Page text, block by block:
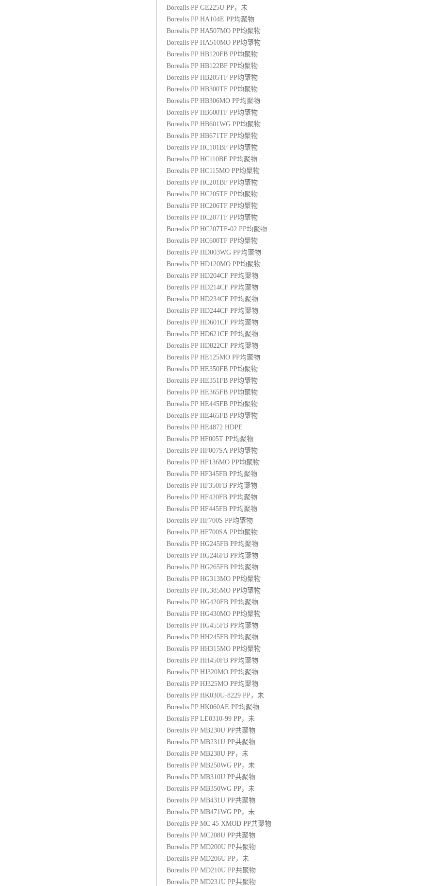
Borealis PP GE225U PP ，未
Borealis PP HA104E PP均聚物
Borealis PP HA507MO PP均聚物
Borealis PP HA510MO PP均聚物
Borealis PP HB120FB PP均聚物
Borealis PP HB122BF PP均聚物
Borealis PP HB205TF PP均聚物
Borealis PP HB300TF PP均聚物
Borealis PP HB306MO PP均聚物
Borealis PP HB600TF PP均聚物
Borealis PP HB601WG PP均聚物
Borealis PP HB671TF PP均聚物
Borealis PP HC101BF PP均聚物
Borealis PP HC110BF PP均聚物
Borealis PP HC115MO PP均聚物
Borealis PP HC201BF PP均聚物
Borealis PP HC205TF PP均聚物
Borealis PP HC206TF PP均聚物
Borealis PP HC207TF PP均聚物
Borealis PP HC207TF-02 PP均聚物
Borealis PP HC600TF PP均聚物
Borealis PP HD003WG PP均聚物
Borealis PP HD120MO PP均聚物
Borealis PP HD204CF PP均聚物
Borealis PP HD214CF PP均聚物
Borealis PP HD234CF PP均聚物
Borealis PP HD244CF PP均聚物
Borealis PP HD601CF PP均聚物
Borealis PP HD621CF PP均聚物
Borealis PP HD822CF PP均聚物
Borealis PP HE125MO PP均聚物
Borealis PP HE350FB PP均聚物
Borealis PP HE351FB PP均聚物
Borealis PP HE365FB PP均聚物
Borealis PP HE445FB PP均聚物
Borealis PP HE465FB PP均聚物
Borealis PP HE4872 HDPE
Borealis PP HF005T PP均聚物
Borealis PP HF007SA PP均聚物
Borealis PP HF136MO PP均聚物
Borealis PP HF345FB PP均聚物
Borealis PP HF350FB PP均聚物
Borealis PP HF420FB PP均聚物
Borealis PP HF445FB PP均聚物
Borealis PP HF700S PP均聚物
Borealis PP HF700SA PP均聚物
Borealis PP HG245FB PP均聚物
Borealis PP HG246FB PP均聚物
Borealis PP HG265FB PP均聚物
Borealis PP HG313MO PP均聚物
Borealis PP HG385MO PP均聚物
Borealis PP HG420FB PP均聚物
Borealis PP HG430MO PP均聚物
Borealis PP HG455FB PP均聚物
Borealis PP HH245FB PP均聚物
Borealis PP HH315MO PP均聚物
Borealis PP HH450FB PP均聚物
Borealis PP HJ320MO PP均聚物
Borealis PP HJ325MO PP均聚物
Borealis PP HK030U-8229 PP ，未
Borealis PP HK060AE PP均聚物
Borealis PP LE0310-99 PP ，未
Borealis PP MB230U PP共聚物
Borealis PP MB231U PP共聚物
Borealis PP MB238U PP ，未
Borealis PP MB250WG PP ，未
Borealis PP MB310U PP共聚物
Borealis PP MB350WG PP ，未
Borealis PP MB431U PP共聚物
Borealis PP MB471WG PP ，未
Borealis PP MC 45 XMOD PP共聚物
Borealis PP MC208U PP共聚物
Borealis PP MD200U PP共聚物
Borealis PP MD206U PP ，未
Borealis PP MD210U PP共聚物
Borealis PP MD231U PP共聚物